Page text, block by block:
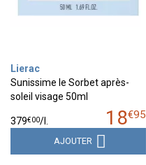
Lierac
Sunissime le Sorbet après-
soleil visage 50ml
18€95
379€00/
AJOUTER